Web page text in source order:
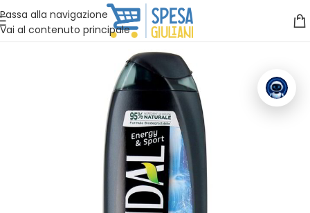
Passa alla navigazione
Vai al contenuto principale
Vuoi assistenza?Clicca qui e ti richiamiamo noi